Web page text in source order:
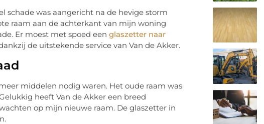
schade was aangericht na de hevige storm
raam aan de achterkant van mijn woning
Er moest met spoed een glaszetter naar
de uitstekende service van Van de Akker.
middelen nodig waren. Het oude raam was
heeft Van de Akker een breed
op mijn nieuwe raam. De glaszetter in